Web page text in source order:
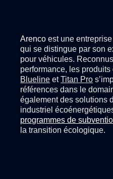
Arenco est une
qui se distingue par son
pour véhicules.
performance, les
Blueline etTitan Pro
références dans le
également des solutions
industriel
programmes de
la transition écologique.